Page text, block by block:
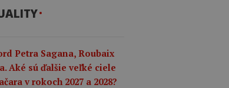
Petra Sagana, Roubaix
Aké sú ďalšie veľké ciele
v rokoch 2027 a 2028?